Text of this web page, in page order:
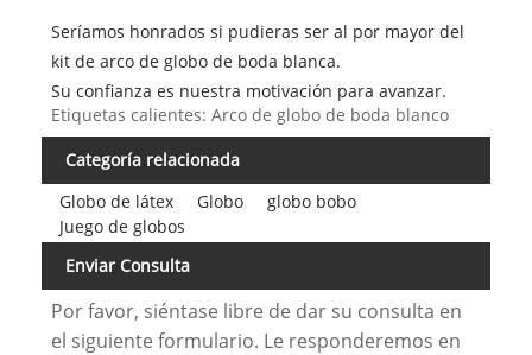
Seríamos honrados si pudieras ser al por mayor del
kit de arco de globo de boda blanca.
Su confianza es nuestra motivación para avanzar.
Etiquetas calientes: Arco de globo de boda blanco
Categoría relacionada
Globo de látex
Globo
globo bobo
Juego de globos
Enviar Consulta
Por favor, siéntase libre de dar su consulta en
el siguiente formulario. Le responderemos en